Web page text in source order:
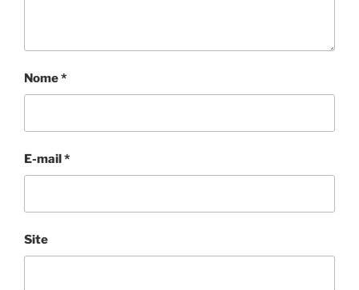
Nome*
E-mail*
Site